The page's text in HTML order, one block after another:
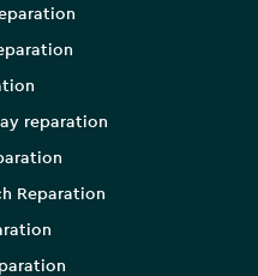
reparation
Reparation